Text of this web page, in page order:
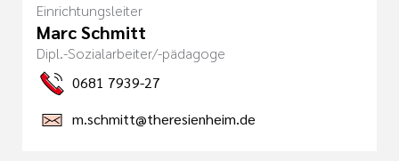
Einrichtungsleiter
Marc Schmitt
Dipl.-Sozialarbeiter/-pädagoge
0681 7939-27
m.schmitt@theresienheim.de